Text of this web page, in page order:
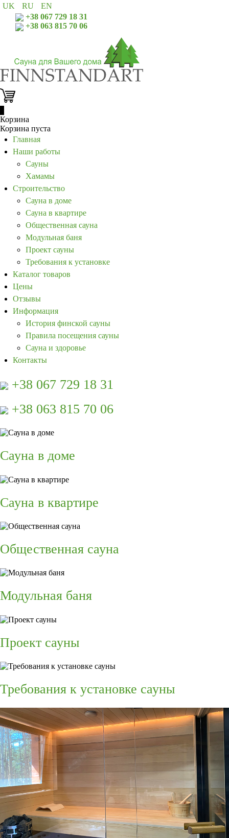
UK RU
EN
+38 067 729 18 31
+38 063 815 70 06
Корзина
Корзина пуста
Главная
Наши работы
Сауны
Хамамы
Строительство
Сауна в доме
Сауна в квартире
Общественная сауна
Модульная баня
Проект сауны
Требования к установке
Каталог товаров
Цены
Отзывы
Информация
История финской сауны
Правила посещения сауны
Сауна и здоровье
Контакты
+38 067 729 18 31
+38 063 815 70 06
Сауна в доме
Сауна в квартире
Общественная сауна
Модульная баня
Проект сауны
Требования к установке сауны